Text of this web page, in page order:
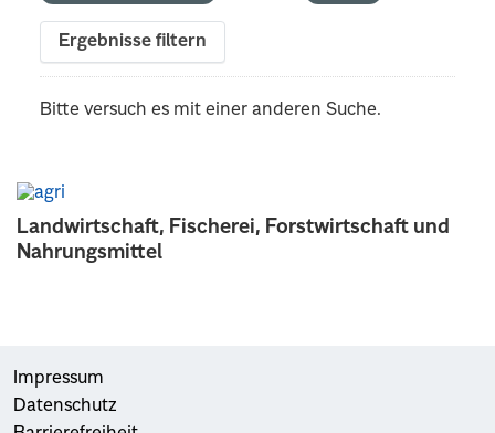
Landwirtschaft, Fischerei, Forstwirtschaft und
Nahrungsmittel
Ergebnisse filtern
Bitte versuch es mit einer anderen Suche.
Impressum
Datenschutz